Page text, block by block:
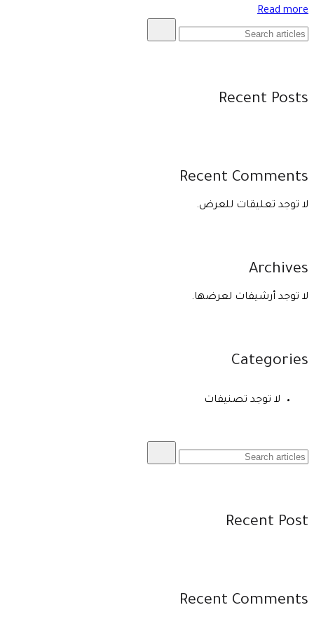
Read more
Recent Posts
Recent Comments
لا توجد تعليقات للعرض.
Archives
لا توجد أرشيفات لعرضها.
Categories
لا توجد تصنيفات
Recent Post
Recent Comments